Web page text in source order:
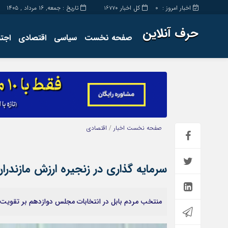
کل اخبار 16770 اخبار امروز : 0 تاریخ : جمعه, ۱۶ مرداد , ۱۴۰۵
حرف آنلاین صفحه نخست سیاسی اقتصادی
صفحه نخست اخبار / اقتصادی
سرمایه گذاری در زنجیره ارزش
منتخب مردم بابل در انتخابات مجلس دوازدهم بر تقویت